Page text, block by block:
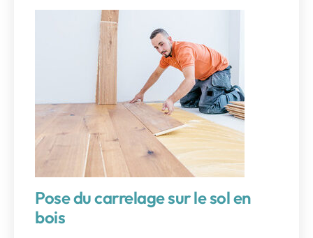
Pose du carrelage sur le sol en
bois